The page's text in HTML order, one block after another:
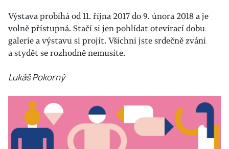
Výstava probíhá od 11. října 2017 do 9. února 2018 a je
volně přístupná. Stačí si jen pohlídat otevírací dobu
galerie a výstavu si projít. Všichni jste srdečně zváni
a stydět se rozhodně nemusíte.
Lukáš Pokorný